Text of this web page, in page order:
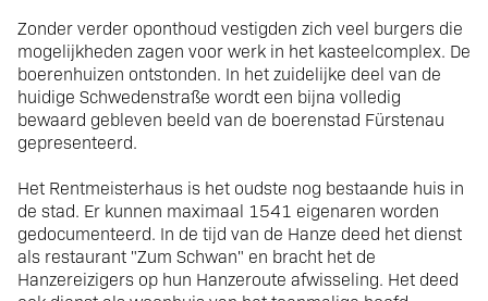
Zonder verder oponthoud vestigden zich veel burgers die
mogelijkheden zagen voor werk in het kasteelcomplex. De
boerenhuizen ontstonden. In het zuidelijke deel van de
huidige Schwedenstraße wordt een bijna volledig
bewaard gebleven beeld van de boerenstad Fürstenau
gepresenteerd.
Het Rentmeisterhaus is het oudste nog bestaande huis in
de stad. Er kunnen maximaal 1541 eigenaren worden
gedocumenteerd. In de tijd van de Hanze deed het dienst
als restaurant "Zum Schwan" en bracht het de
Hanzereizigers op hun Hanzeroute afwisseling. Het deed